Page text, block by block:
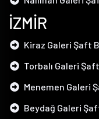
İZMİR
Kiraz Galeri Şaft
Torbalı Galeri
Menemen Galeri
Beydağ Galeri